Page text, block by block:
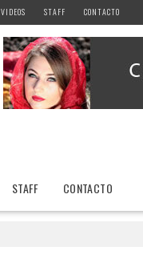
VIDEOS STAFF CONTACTO
STAFF CONTACTO